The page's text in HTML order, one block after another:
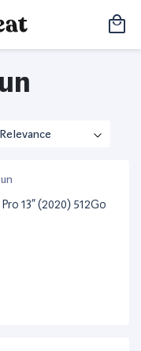
13” (2020) 512Go